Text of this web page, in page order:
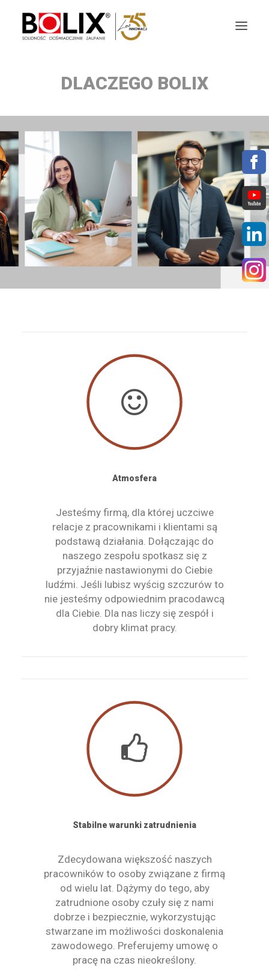
OKŁADZINY ELEWACYJNE
AKTUALNOŚCI
STREFA BOLIX
DO POBRANIA
KOLORYSTYKA
NASZE MARKI
WYSZUKIWANIE
STREFA PRACOWNIKA
RECEPTURY ON-LINE
DLACZEGO BOLIX
Atmosfera
Jesteśmy firmą, dla której uczciwe
relacje z pracownikami i klientami są
podstawą działania. Dołączając do
naszego zespołu spotkasz się z
przyjaźnie nastawionymi do Ciebie
ludźmi. Jeśli lubisz wyścig szczurów to
nie jesteśmy odpowiednim pracodawcą
dla Ciebie. Dla nas liczy się zespół i
dobry klimat pracy.
Stabilne warunki zatrudnienia
Zdecydowana większość naszych
pracowników to osoby związane z firmą
od wielu lat. Dążymy do tego, aby
zatrudnione osoby czuły się z nami
dobrze i bezpiecznie, wykorzystując
stwarzane im możliwości doskonalenia
zawodowego. Preferujemy umowę o
pracę na czas nieokreślony.